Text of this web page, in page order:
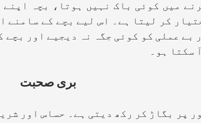
میں کوئی باک نہیں ہوتا، بچہ
کر لیتا ہے۔ اس لیے بچے کے
بے عملی کو کوئی جگہ نہ دیجیے اور
سکتا ہو۔
بری صحبت
بگاڑ کر رکھ دیتی ہے۔ حساس اور